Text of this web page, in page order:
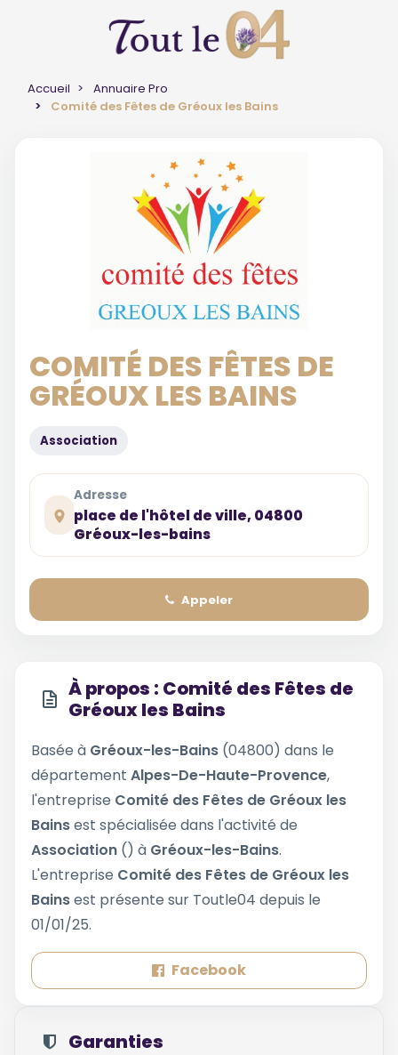
Accueil
Annuaire Pro
Comité des Fêtes de Gréoux les Bains
COMITÉ DES FÊTES DE
GRÉOUX LES BAINS
Association
Adresse
place de l'hôtel de ville, 04800
Gréoux-les-bains
Appeler
À propos : Comité des Fêtes de
Gréoux les Bains
Basée à Gréoux-les-Bains (04800) dans le
département Alpes-De-Haute-Provence,
l'entreprise Comité des Fêtes de Gréoux les
Bainsest spécialisée dans l'activité de
Association () à Gréoux-les-Bains.
L'entreprise Comité des Fêtes de Gréoux les
Bainsest présente sur Toutle04 depuis le
01/01/25.
Facebook
Garanties